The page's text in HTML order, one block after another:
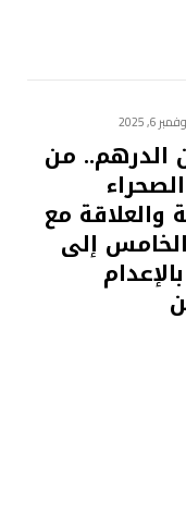
6, 2025
الدرهم.. من
والعلاقة مع
إلى